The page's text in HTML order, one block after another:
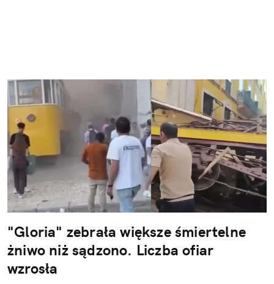
"Gloria" zebrała większe śmiertelne
żniwo niż sądzono. Liczba ofiar
wzrosła